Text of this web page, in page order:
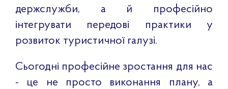
держслужби, а й професійно
інтегрувати передові практики у
розвиток туристичної галузі.
Сьогодні професійне зростання для нас
- це не просто виконання плану, а